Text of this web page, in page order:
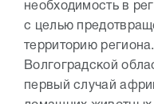
необходимость в
с целью
территорию
Волгоградской
первый случай